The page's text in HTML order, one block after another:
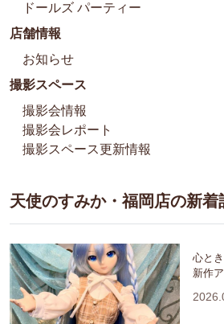
ドールズ パーティー
店舗情報
お知らせ
撮影スペース
撮影会情報
撮影会レポート
撮影スペース更新情報
天使のすみか・福岡店の新着
心と
新作